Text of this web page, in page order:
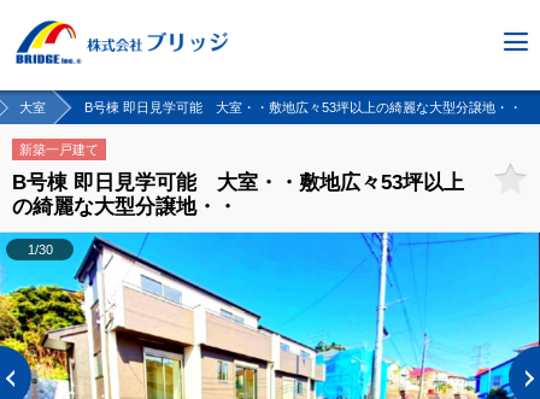
大室 B号棟 即日見学可能 大室・・敷地広々53坪以上の綺麗な大型分譲地・・
新築一戸建て
B号棟 即日見学可能 大室・・敷地広々53坪以上
の綺麗な大型分譲地・・
1/30